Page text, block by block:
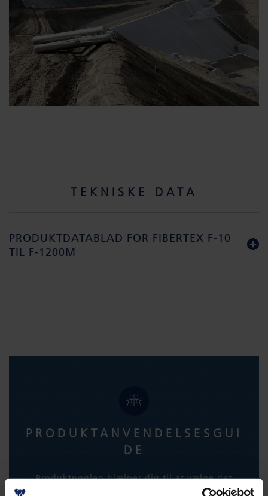
TEKNISKE DATA
PRODUKTDATABLAD FOR FIBERTEX F-10
TIL F-1200M
PRODUKTANVENDELSESGUI
DE
Produktnøglen hjælper dig til at vælge det
rigtige produkt til din opgave.